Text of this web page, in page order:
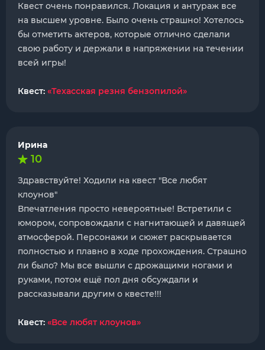
Квест очень понравился. Локация и антураж все
на высшем уровне. Было очень страшно! Хотелось
бы отметить актеров, которые отлично сделали
свою работу и держали в напряжении на течении
всей игры!
Квест: «Техасская резня бензопилой»
Ирина
10
Здравствуйте! Ходили на квест "Все любят
клоунов"
Впечатления просто невероятные! Встретили с
юмором, сопровождали с нагнитающей и давящей
атмосферой. Персонажи и сюжет раскрывается
полностью и плавно в ходе прохождения. Страшно
ли было? Мы все вышли с дрожащими ногами и
руками, потом ещё пол дня обсуждали и
рассказывали другим о квесте!!!
Квест: «Все любят клоунов»